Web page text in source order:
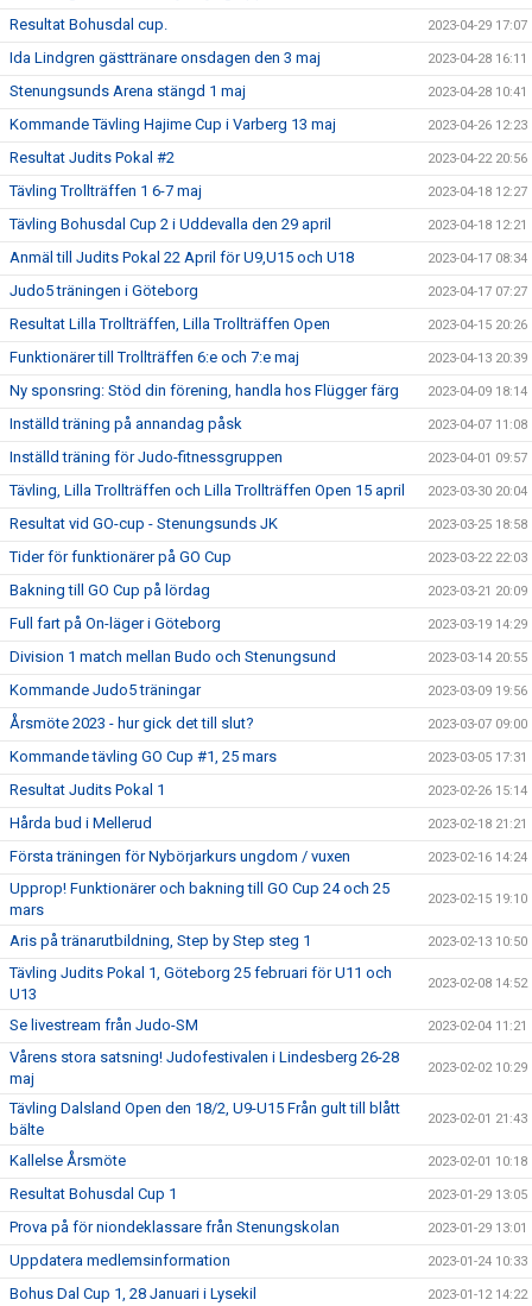
Resultat Bohusdal cup. 2023-04-29 17:07
Ida Lindgren gästtränare onsdagen den 3 maj 2023-04-28 16:11
Stenungsunds Arena stängd 1 maj 2023-04-28 10:41
Kommande Tävling Hajime Cup i Varberg 13 maj 2023-04-26 12:23
Resultat Judits Pokal #2 2023-04-22 20:56
Tävling Trollträffen 1 6-7 maj 2023-04-18 12:27
Tävling Bohusdal Cup 2 i Uddevalla den 29 april 2023-04-18 12:21
Anmäl till Judits Pokal 22 April för U9,U15 och U18 2023-04-17 08:34
Judo5 träningen i Göteborg 2023-04-17 07:27
Resultat Lilla Trollträffen, Lilla Trollträffen Open 2023-04-15 20:26
Funktionärer till Trollträffen 6:e och 7:e maj 2023-04-13 20:39
Ny sponsring: Stöd din förening, handla hos Flügger färg 2023-04-09 18:14
Inställd träning på annandag påsk 2023-04-07 11:08
Inställd träning för Judo-fitnessgruppen 2023-04-01 09:57
Tävling, Lilla Trollträffen och Lilla Trollträffen Open 15 april 2023-03-30 20:04
Resultat vid GO-cup - Stenungsunds JK 2023-03-25 18:58
Tider för funktionärer på GO Cup 2023-03-22 22:03
Bakning till GO Cup på lördag 2023-03-21 20:09
Full fart på On-läger i Göteborg 2023-03-19 14:29
Division 1 match mellan Budo och Stenungsund 2023-03-14 20:55
Kommande Judo5 träningar 2023-03-09 19:56
Årsmöte 2023 - hur gick det till slut? 2023-03-07 09:00
Kommande tävling GO Cup #1, 25 mars 2023-03-05 17:31
Resultat Judits Pokal 1 2023-02-26 15:14
Hårda bud i Mellerud 2023-02-18 21:21
Första träningen för Nybörjarkurs ungdom / vuxen 2023-02-16 14:24
Upprop! Funktionärer och bakning till GO Cup 24 och 25
mars
2023-02-15 19:10
Aris på tränarutbildning, Step by Step steg 1 2023-02-13 10:50
Tävling Judits Pokal 1, Göteborg 25 februari för U11 och
U13
2023-02-08 14:52
Se livestream från Judo-SM 2023-02-04 11:21
Vårens stora satsning! Judofestivalen i Lindesberg 26-28
maj
2023-02-02 10:29
Tävling Dalsland Open den 18/2, U9-U15 Från gult till blått
bälte
2023-02-01 21:43
Kallelse Årsmöte 2023-02-01 10:18
Resultat Bohusdal Cup 1 2023-01-29 13:05
Prova på för niondeklassare från Stenungskolan 2023-01-29 13:01
Uppdatera medlemsinformation 2023-01-24 10:33
Bohus Dal Cup 1, 28 Januari i Lysekil 2023-01-12 14:22